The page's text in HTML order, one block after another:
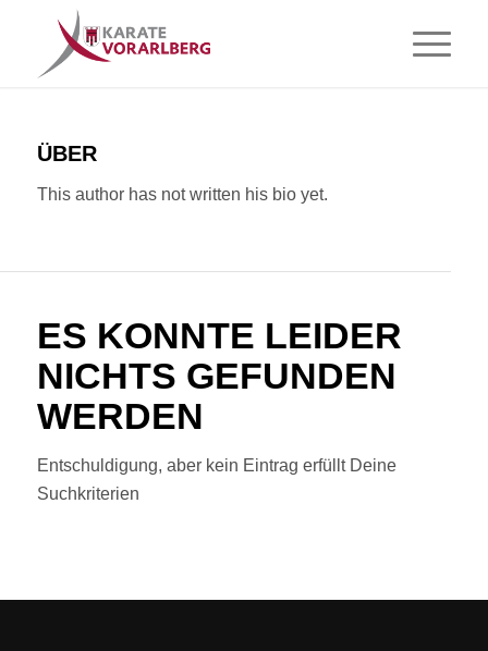
ÜBER
This author has not written his bio yet.
ES KONNTE LEIDER
NICHTS GEFUNDEN
WERDEN
Entschuldigung, aber kein Eintrag erfüllt Deine
Suchkriterien